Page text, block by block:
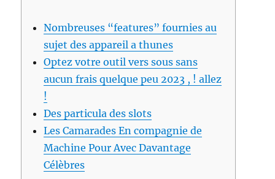
Nombreuses “features” fournies au
sujet des appareil a thunes
Optez votre outil vers sous sans
aucun frais quelque peu 2023 , ! allez
!
Des particula des slots
Les Camarades En compagnie de
Machine Pour Avec Davantage
Célèbres